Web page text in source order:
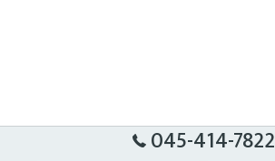
045-414-7822